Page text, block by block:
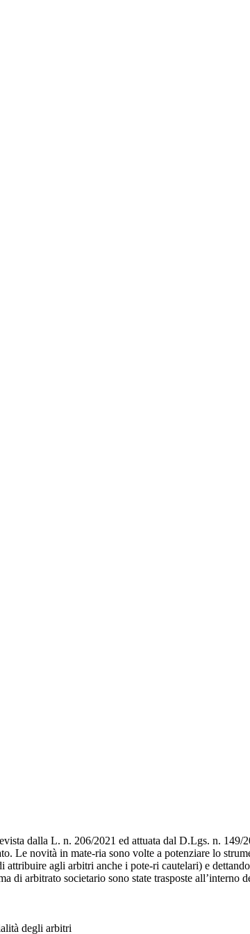
dalla L. n. 206/2021 ed attuata dal D.Lgs. n.
Le novità in mate-ria sono volte a potenziare lo
attribuire agli arbitri anche i pote-ri cautelari) e
di arbitrato societario sono state trasposte
degli arbitri